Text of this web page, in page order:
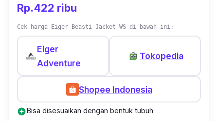
Rp.422 ribu
Cek harga Eiger Beasti Jacket WS di bawah ini:
Eiger
Adventure
Tokopedia
Shopee Indonesia
add_circle Bisa disesuaikan dengan bentuk tubuh